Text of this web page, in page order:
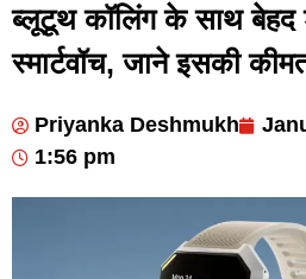
ब्लूटूथ कॉलिंग के साथ बेहद
स्मार्टवॉच, जाने इसकी
Priyanka Deshmukh
1:56 pm